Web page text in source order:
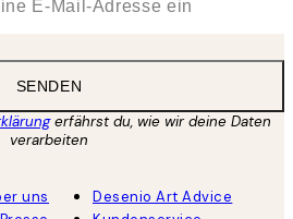
SENDEN
erfährst du, wie wir deine Daten
verarbeiten
uns
Desenio Art Advice